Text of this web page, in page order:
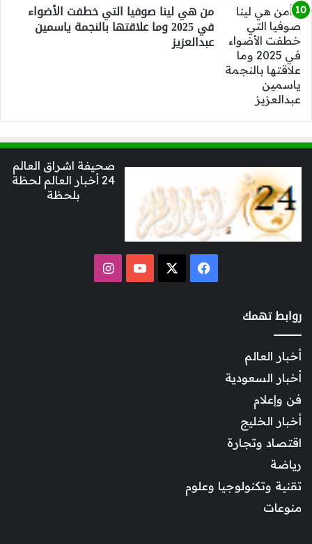
من هي لينا صوفيا التي خطفت الأضواء
في 2025 وما علاقتها بالنجمة ياسمين
عبدالعزيز
صحيفة اشراق العالم
24 أخبار العالم لحظة
بلحظة
فيسبوك ‫YouTubeانستقرام
روابط تهمك
أخبار العالم
أخبار السعودية
فن وإعلام
أخبار الخليج
اقتصاد وتجارة
رياضة
تقنية وتكنولوجيا وعلوم
منوعات